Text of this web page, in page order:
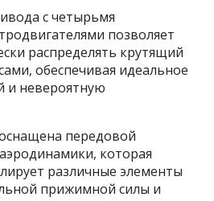
с четырьмя
позволяет
распределять крутящий
обеспечивая идеальное
и невероятную
передовой
которая
различные элементы
прижимной силы и